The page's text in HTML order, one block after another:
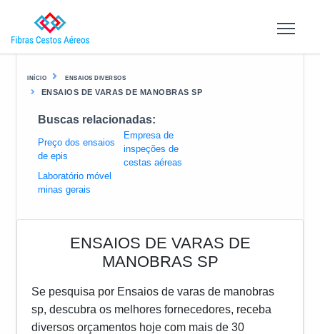
INÍCIO ENSAIOS DIVERSOS
ENSAIOS DE VARAS DE MANOBRAS SP
Buscas relacionadas:
Preço dos ensaios
de epis
Empresa de
inspeções de
cestas aéreas
Laboratório móvel
minas gerais
ENSAIOS DE VARAS DE
MANOBRAS SP
Se pesquisa por Ensaios de varas de manobras
sp, descubra os melhores fornecedores, receba
diversos orçamentos hoje com mais de 30